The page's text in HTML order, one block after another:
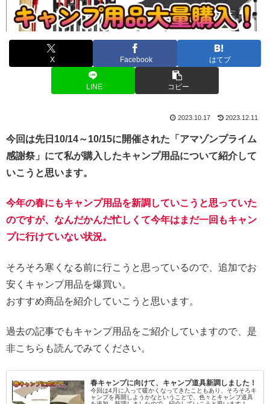
X Facebook はてブ
LINE コピー
2023.10.17 2023.12.11
今回は先日10/14～10/15に開催された「アマゾンプライム
感謝祭」にて私が購入したキャンプ用品について紹介して
いこうと思います。
今年の春にもキャンプ用品を新調していこうと思っていた
のですが、なんだかんだ忙しくて今年はまだ一回もキャン
プに行けていない状況。
そろそろ寒くなる前に行こうと思っているので、追加でお
安くキャンプ用品を爆買い。
おすすめ商品を紹介していこうと思います。
過去の記事でもキャンプ用品をご紹介していますので、是
非こちらも読んでみてください。
春キャンプに向けて、キャンプ道具新調しました！
今回は4月に入って暖かくなってきたこともあり、そろそろキ
ャンプを再開しようかなということで、色々とキャンプ道具